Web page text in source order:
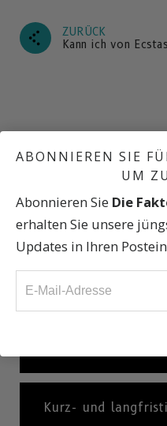
ZURÜCK
Kann ich von
Was ist Ecstasy?
Traum oder
Kurz- und
ABONNIEREN SIE
UM
Abonnieren Sie Die
erhalten Sie unsere
Updates in Ihren